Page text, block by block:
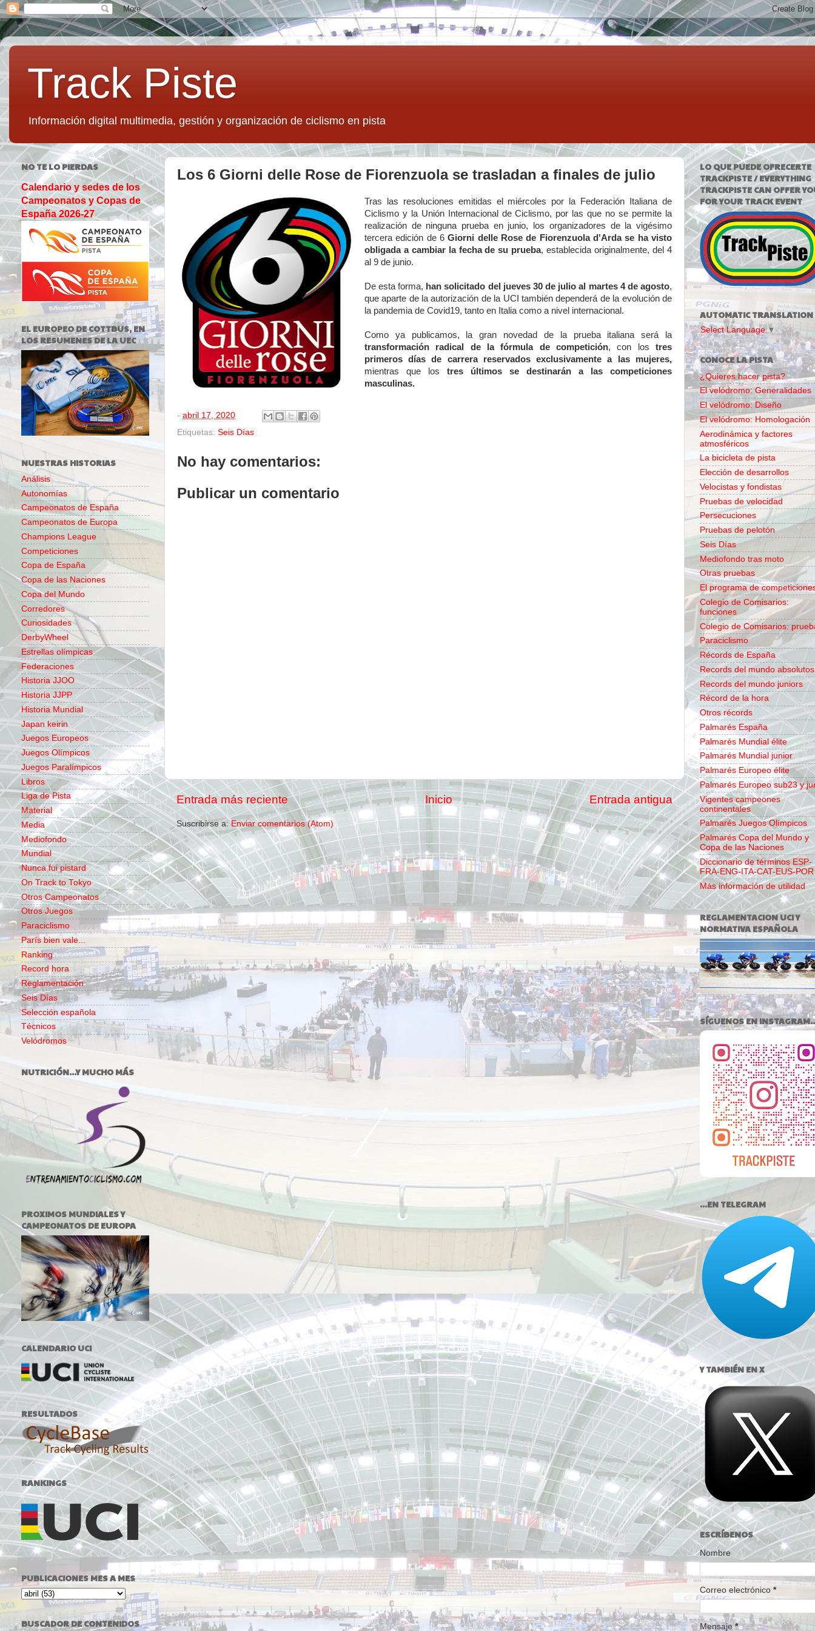
Track Piste
Información digital multimedia, gestión y organización de ciclismo en pista
Los 6 Giorni delle Rose de Fiorenzuola se trasladan a finales de julio
Tras las resoluciones emitidas el miércoles por la Federación Italiana de
Ciclismo y la Unión Internacional de Ciclismo, por las que no se permite la
realización de ninguna prueba en junio, los organizadores de la vigésimo
tercera edición de 6Giorni delle Rose de Fiorenzuola d'Arda se ha visto
obligada a cambiar la fecha de su prueba, establecida originalmente, del 4
al 9 de junio.
De esta forma, han solicitado del jueves 30 de julio al martes 4 de agosto,
que aparte de la autorización de la UCI también dependerá de la evolución de
la pandemia de Covid19, tanto en Italia como a nivel internacional.
Como ya publicamos, la gran novedad de la prueba italiana será la
transformación radical de la fórmula de competición, con lostres
primeros días de carrera reservados exclusivamente a las mujeres,
mientras que los tres últimos se destinarán a las competiciones
masculinas.
- abril 17, 2020
Etiquetas: Seis Días
No hay comentarios:
Publicar un comentario
Entrada más reciente Entrada antigua
Inicio
Suscribirse a:Enviar comentarios (Atom)
NO TE LO PIERDAS
Calendario y sedes de los
Campeonatos y Copas de
España 2026-27
EL EUROPEO DE COTTBUS, EN
LOS RESUMENES DE LA UEC
NUESTRAS HISTORIAS
Análisis
Autonomías
Campeonatos de España
Campeonatos de Europa
Champions League
Competiciones
Copa de España
Copa de las Naciones
Copa del Mundo
Corredores
Curiosidades
DerbyWheel
Estrellas olímpicas
Federaciones
Historia JJOO
Historia JJPP
Historia Mundial
Japan keirin
Juegos Europeos
Juegos Olímpicos
Juegos Paralímpicos
Libros
Liga de Pista
Material
Media
Mediofondo
Mundial
Nunca fui pistard
On Track to Tokyo
Otros Campeonatos
Otros Juegos
Paraciclismo
París bien vale...
Ranking
Record hora
Reglamentación
Seis Días
Selección española
Técnicos
Velódromos
NUTRICIÓN...Y MUCHO MÁS
PROXIMOS MUNDIALES Y
CAMPEONATOS DE EUROPA
CALENDARIO UCI
RESULTADOS
RANKINGS
PUBLICACIONES MES A MES
BUSCADOR DE CONTENIDOS
LO QUE PUEDE OFRECERTE
TRACKPISTE / EVERYTHING
TRACKPISTE CAN OFFER
FOR YOUR TRACK EVENT
AUTOMATIC TRANSLATION
Select Language ▼
CONOCE LA PISTA
¿Quieres hacer pista?
El velódromo: Generalidades
El velódromo: Diseño
El velódromo: Homologación
Aerodinámica y factores
atmosféricos
La bicicleta de pista
Elección de desarrollos
Velocistas y fondistas
Pruebas de velocidad
Persecuciones
Pruebas de pelotón
Seis Días
Mediofondo tras moto
Otras pruebas
El programa de
Colegio de Comisarios:
funciones
Colegio de Comisarios:
Paraciclismo
Récords de España
Records del mundo absolutos
Records del mundo juniors
Récord de la hora
Otros récords
Palmarés España
Palmarés Mundial élite
Palmarés Mundial junior
Palmarés Europeo élite
Palmarés Europeo sub23 y
Vigentes campeones
continentales
Palmarés Juegos Olímpicos
Palmarés Copa del Mundo y
Copa de las Naciones
Diccionario de términos ESP-
FRA-ENG-ITA-CAT-EUS-POR
Más información de utilidad
REGLAMENTACION UCI Y
NORMATIVA ESPAÑOLA
SÍGUENOS EN
...EN TELEGRAM
Y TAMBIÉN EN X
ESCRÍBENOS
Nombre
Correo electrónico *
Mensaje*